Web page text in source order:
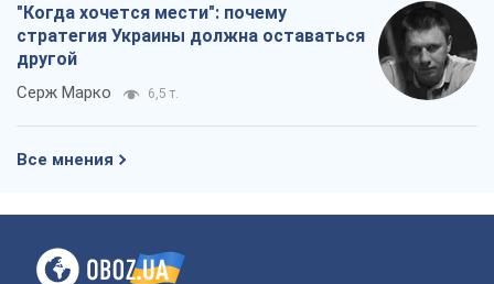
"Когда хочется мести": почему
стратегия Украины должна оставаться
другой
Серж Марко 6,5 т.
Все мнения